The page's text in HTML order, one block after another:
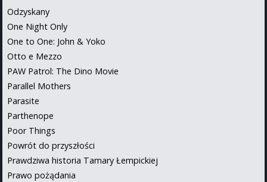
Odzyskany
One Night Only
One to One: John & Yoko
Otto e Mezzo
PAW Patrol: The Dino Movie
Parallel Mothers
Parasite
Parthenope
Poor Things
Powrót do przyszłości
Prawdziwa historia Tamary Łempickiej
Prawo pożądania